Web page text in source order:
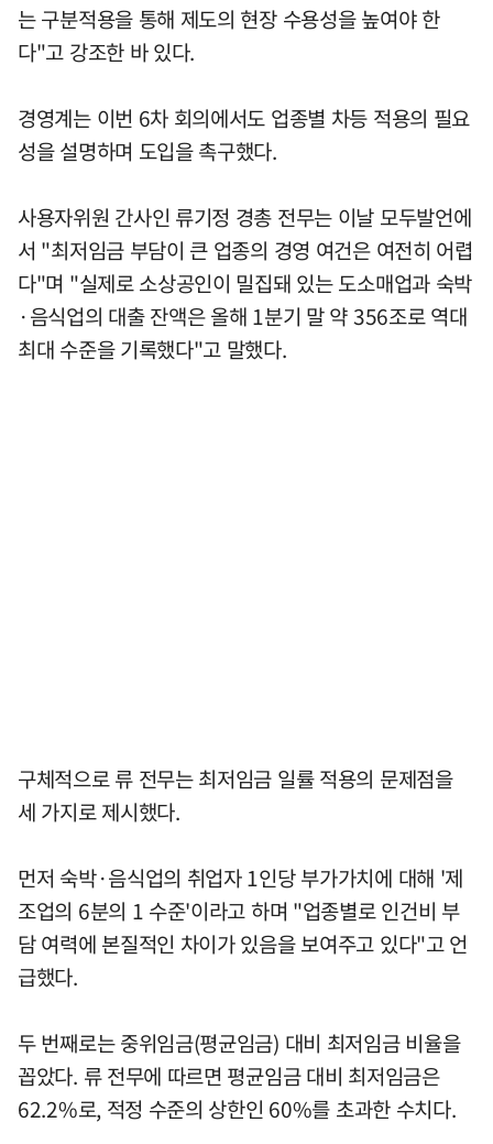
는 구분적용을 통해 제도의 현장 수용성을 높여야 한
다"고 강조한 바 있다.
경영계는 이번 6차 회의에서도 업종별 차등 적용의 필요
성을 설명하며 도입을 촉구했다.
사용자위원 간사인 류기정 경총 전무는 이날 모두발언에
서 "최저임금 부담이 큰 업종의 경영 여건은 여전히 어렵
다"며 "실제로 소상공인이 밀집돼 있는 도소매업과 숙박
·음식업의 대출 잔액은 올해 1분기 말 약 356조로 역대
최대 수준을 기록했다"고 말했다.
구체적으로 류 전무는 최저임금 일률 적용의 문제점을
세 가지로 제시했다.
먼저 숙박·음식업의 취업자 1인당 부가가치에 대해 '제
조업의 6분의 1 수준'이라고 하며 "업종별로 인건비 부
담 여력에 본질적인 차이가 있음을 보여주고 있다"고 언
급했다.
두 번째로는 중위임금(평균임금) 대비 최저임금 비율을
꼽았다. 류 전무에 따르면 평균임금 대비 최저임금은
62.2%로, 적정 수준의 상한인 60%를 초과한 수치다.